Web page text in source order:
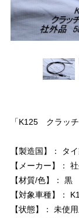
「K125 クラッ
【製造国】： タ
【メーカー】：
【材質/色】： 黒
【対象車種】：
【状態】： 未使